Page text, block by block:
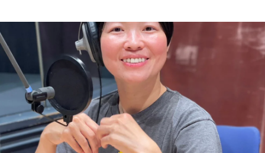
お知らせ
イベント・グッズ
YouTube
会社情報